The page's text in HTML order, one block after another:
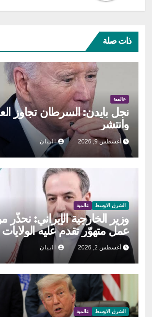
ذات صلة
عالمية
نجل بايدن: السرطان تجاوز
وانتشر
أغسطس 9, 2026 البيان
الشرق الاوسط عالمية
وزير الخارجية الإيراني: نحذّر
عمل متهوّر تقدم عليه
أغسطس 2, 2026 البيان
الشرق الاوسط عالمية